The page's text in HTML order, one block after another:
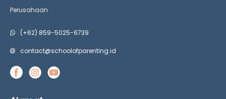
Perusahaan
(+62) 859-5025-6739
contact@schoolofparenting.id